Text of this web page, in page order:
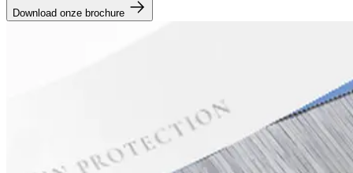
Download onze brochure